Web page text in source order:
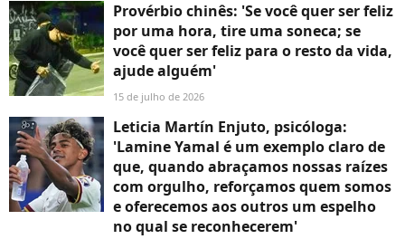
Provérbio chinês: 'Se você quer ser feliz
por uma hora, tire uma soneca; se
você quer ser feliz para o resto da vida,
ajude alguém'
15 de julho de 2026
Leticia Martín Enjuto, psicóloga:
'Lamine Yamal é um exemplo claro de
que, quando abraçamos nossas raízes
com orgulho, reforçamos quem somos
e oferecemos aos outros um espelho
no qual se reconhecerem'